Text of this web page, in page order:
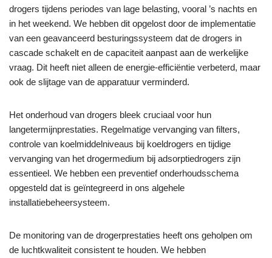
drogers tijdens periodes van lage belasting, vooral ’s nachts en
in het weekend. We hebben dit opgelost door de implementatie
van een geavanceerd besturingssysteem dat de drogers in
cascade schakelt en de capaciteit aanpast aan de werkelijke
vraag. Dit heeft niet alleen de energie-efficiëntie verbeterd, maar
ook de slijtage van de apparatuur verminderd.
Het onderhoud van drogers bleek cruciaal voor hun
langetermijnprestaties. Regelmatige vervanging van filters,
controle van koelmiddelniveaus bij koeldrogers en tijdige
vervanging van het drogermedium bij adsorptiedrogers zijn
essentieel. We hebben een preventief onderhoudsschema
opgesteld dat is geïntegreerd in ons algehele
installatiebeheersysteem.
De monitoring van de drogerprestaties heeft ons geholpen om
de luchtkwaliteit consistent te houden. We hebben